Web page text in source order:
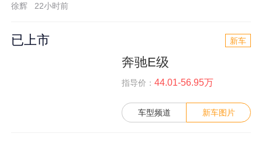
徐辉 22小时前
已上市 新车
奔驰E级
指导价： 44.01-56.95万
车型频道 新车图片